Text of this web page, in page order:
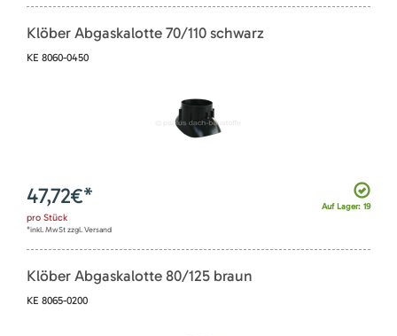
Klöber Abgaskalotte 70/110 schwarz
KE 8060-0450
Auf Lager: 19
47,72€*
pro Stück
*inkl. MwSt zzgl. Versand
Klöber Abgaskalotte 80/125 braun
KE 8065-0200